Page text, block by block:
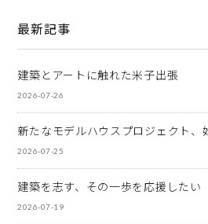
最新記事
建築とアートに触れた米子出張
2026-07-26
新たなモデルハウスプロジェクト、
2026-07-25
建築を志す、その一歩を応援したい
2026-07-19